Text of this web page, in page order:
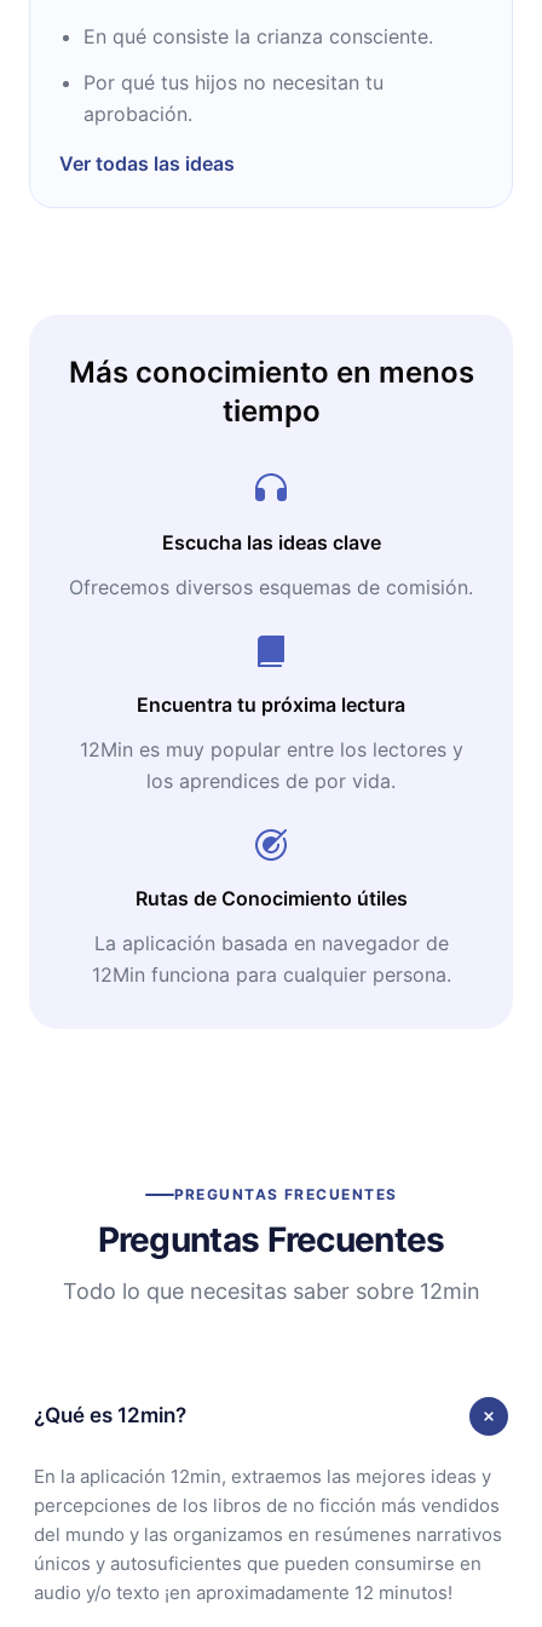
En qué consiste la crianza consciente.
Por qué tus hijos no necesitan tu
aprobación.
Ver todas las ideas
Más conocimiento en menos
tiempo
Escucha las ideas clave
Ofrecemos diversos esquemas de comisión.
Encuentra tu próxima lectura
12Min es muy popular entre los lectores y
los aprendices de por vida.
Rutas de Conocimiento útiles
La aplicación basada en navegador de
12Min funciona para cualquier persona.
PREGUNTAS FRECUENTES
Preguntas Frecuentes
Todo lo que necesitas saber sobre 12min
¿Qué es 12min?
En la aplicación 12min, extraemos las mejores ideas y
percepciones de los libros de no ficción más vendidos
del mundo y las organizamos en resúmenes narrativos
únicos y autosuficientes que pueden consumirse en
audio y/o texto ¡en aproximadamente 12 minutos!